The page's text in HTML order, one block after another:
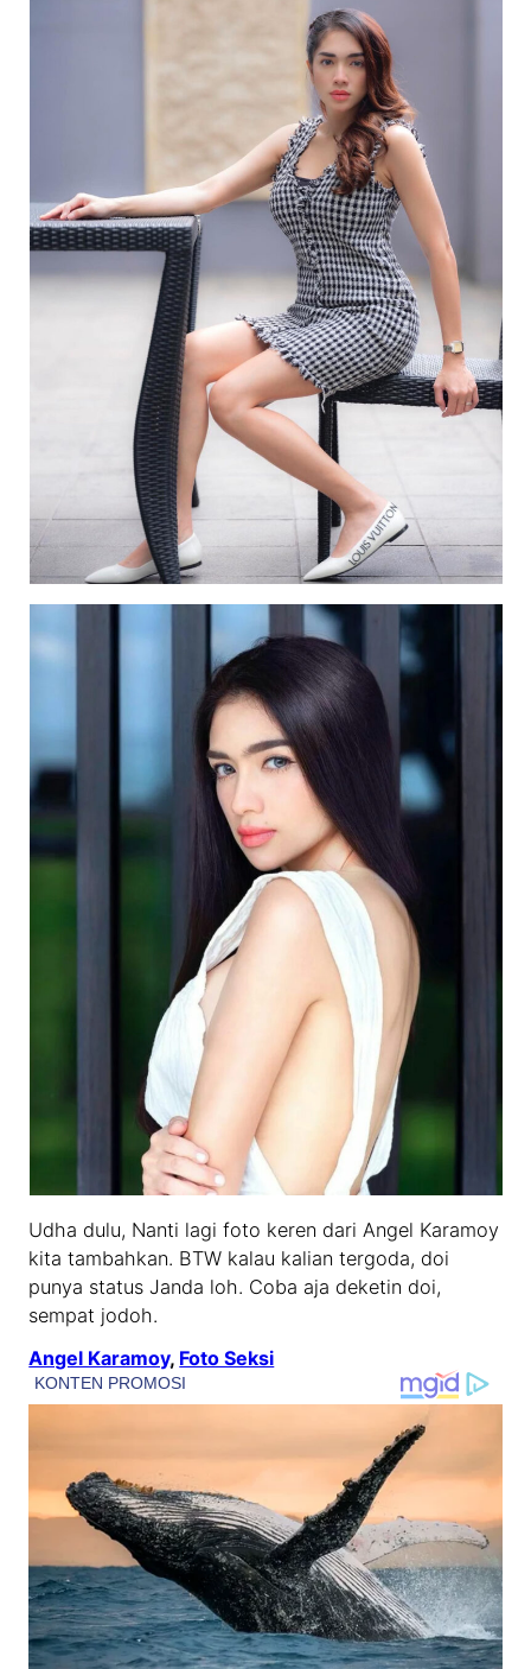
Udha dulu, Nanti lagi foto keren dari Angel Karamoy
kita tambahkan. BTW kalau kalian tergoda, doi
punya status Janda loh. Coba aja deketin doi,
sempat jodoh.
Angel Karamoy, Foto Seksi